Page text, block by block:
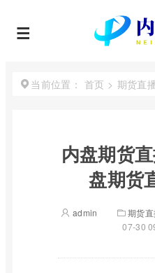
当前位置： 首页 > 期货直
内盘期货
盘期货
admin 期货
07-30